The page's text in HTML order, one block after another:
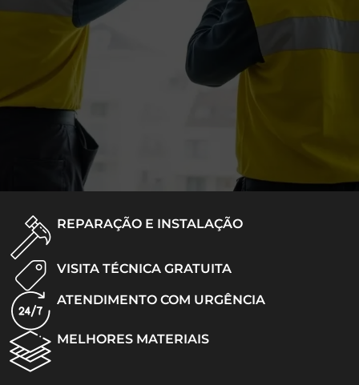
REPARAÇÃO E INSTALAÇÃO
VISITA TÉCNICA GRATUITA
ATENDIMENTO COM URGÊNCIA
MELHORES MATERIAIS